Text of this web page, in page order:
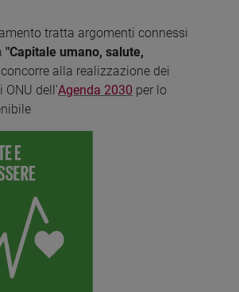
tratta argomenti connessi
"Capitale umano, salute,
concorre alla realizzazione dei
ONU dell'Agenda 2030 per lo